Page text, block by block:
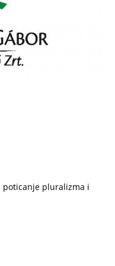
poticanje pluralizma i